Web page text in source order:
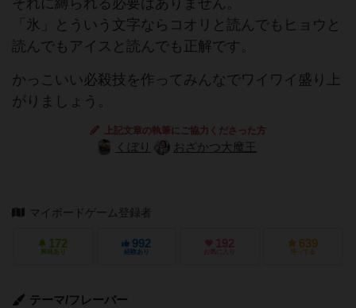
それに縛られる必要はありません。
「氷」とういう文字ならコオリと読んでもヒョウと
読んでもアイスと読んでも正解です。
かっこいい必殺技を作ってみんなでワイワイ盛り上
がりましょう。
上記文章の執筆にご協力くださった方
くぼり おざかつ大魔王
マイボードゲーム登録者
172
興味あり
992
経験あり
192
お気に入り
639
持ってる
テーマ/フレーバー